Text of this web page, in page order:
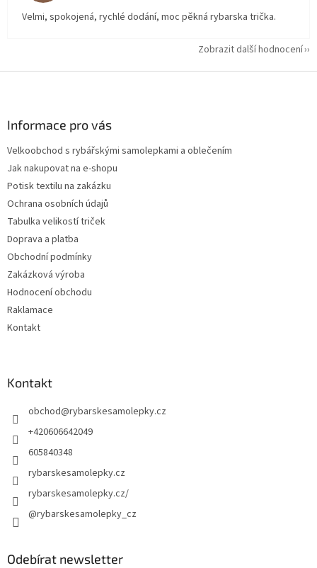
Velmi, spokojená, rychlé dodání, moc pěkná rybarska trička.
Zobrazit další hodnocení
Informace pro vás
Velkoobchod s rybářskými samolepkami a oblečením
Jak nakupovat na e-shopu
Potisk textilu na zakázku
Ochrana osobních údajů
Tabulka velikostí triček
Doprava a platba
Obchodní podmínky
Zakázková výroba
Hodnocení obchodu
Raklamace
Kontakt
Kontakt
obchod@rybarskesamolepky.cz
+420606642049
605840348
rybarskesamolepky.cz
rybarskesamolepky.cz/
@rybarskesamolepky_cz
Odebírat newsletter